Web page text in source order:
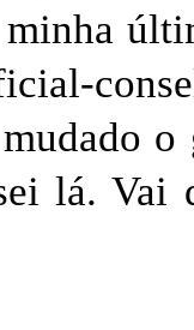
o
lá. Vai